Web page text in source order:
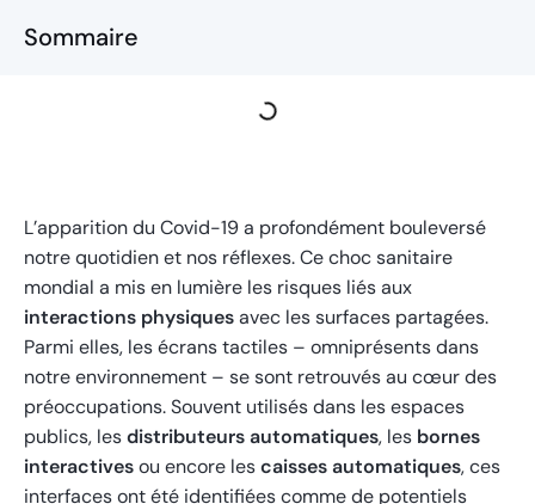
Sommaire
L’apparition du Covid-19 a profondément bouleversé
notre quotidien et nos réflexes. Ce choc sanitaire
mondial a mis en lumière les risques liés aux
interactions physiquesavec les surfaces partagées.
Parmi elles, les écrans tactiles – omniprésents dans
notre environnement – se sont retrouvés au cœur des
préoccupations. Souvent utilisés dans les espaces
publics, lesdistributeurs automatiques, les bornes
interactivesou encore lescaisses automatiques, ces
interfaces ont été identifiées comme de potentiels